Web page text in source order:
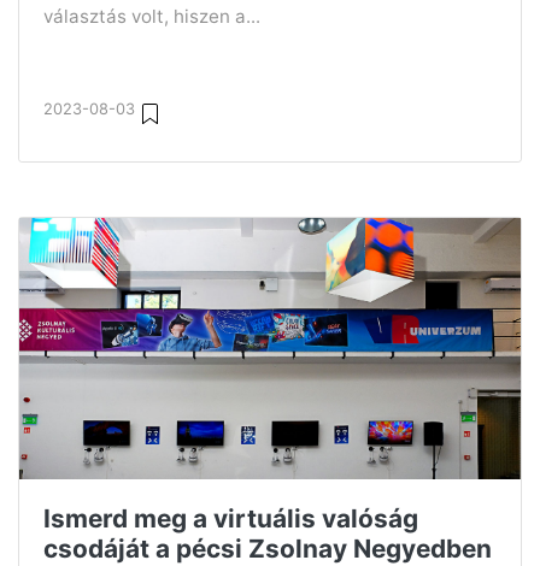
választás volt, hiszen a...
2023-08-03
Ismerd meg a virtuális valóság
csodáját a pécsi Zsolnay Negyedben